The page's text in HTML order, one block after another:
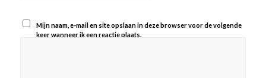
Mijn naam, e-mail en site opslaan in deze browser voor de volgende
keer wanneer ik een reactie plaats.